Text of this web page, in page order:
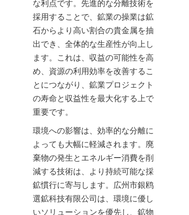
な利点です。先進的な分離技術を
採用することで、鉱業の操業は鉱
石からより高い割合の貴金属を抽
出でき、全体的な生産性が向上し
ます。これは、収益の可能性を高
め、資源の利用効率を改善するこ
とにつながり、鉱業プロジェクト
の寿命と収益性を最大化する上で
重要です。
環境への影響は、効率的な分離に
よっても大幅に軽減されます。廃
棄物の発生とエネルギー消費を削
減する技術は、より持続可能な採
鉱慣行に寄与します。広州市銀鸥
選鉱科技有限公司は、環境に優し
いソリューションを優先し、鉱物